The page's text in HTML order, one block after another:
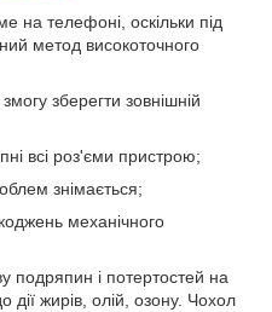
на телефоні, оскільки під
метод високоточного
зберегти зовнішній
всі роз'єми пристрою;
знімається;
механічного
подряпин і потертостей на
дії жирів, олій, озону. Чохол